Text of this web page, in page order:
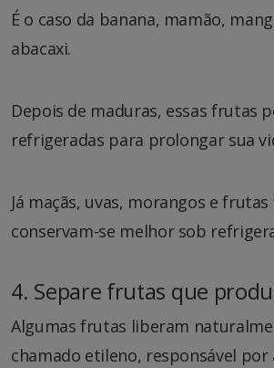
É o caso da banana, mamão,
abacaxi.
Depois de maduras, essas frutas
refrigeradas para prolongar sua
Já maçãs, uvas, morangos e
conservam-se melhor sob
4. Separe frutas que
Algumas frutas liberam
chamado etileno, responsável por